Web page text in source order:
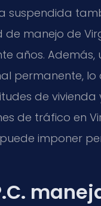
suspendida
manejo de
años. Además,
permanente,
de
de tráfico en
imponer